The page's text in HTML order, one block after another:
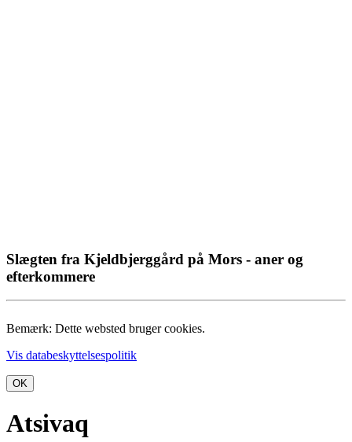
Slægten fra Kjeldbjerggård på Mors - aner og
efterkommere
Bemærk: Dette websted bruger cookies.
Vis databeskyttelsespolitik
OK
Atsivaq